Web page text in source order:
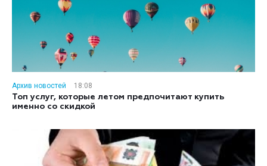
Архив новостей
18:08
Топ услуг, которые летом предпочитают купить
именно со скидкой